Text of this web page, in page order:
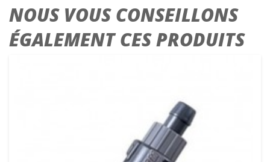
NOUS VOUS CONSEILLONS
ÉGALEMENT CES PRODUITS